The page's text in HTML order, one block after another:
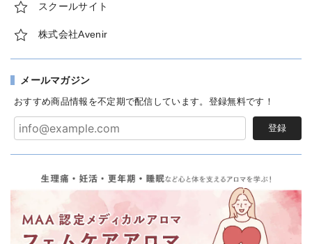
スクールサイト
株式会社Avenir
メールマガジン
おすすめ商品情報を不定期で配信しています。登録無料です！
登録